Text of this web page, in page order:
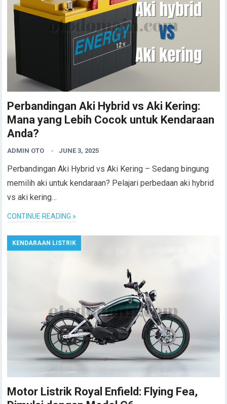
Perbandingan Aki Hybrid vs Aki Kering:
Mana yang Lebih Cocok untuk Kendaraan
Anda?
ADMIN OTO JUNE 3, 2025
Perbandingan Aki Hybrid vs Aki Kering – Sedang bingung
memilih aki untuk kendaraan? Pelajari perbedaan aki hybrid
vs aki kering…
CONTINUE READING »
KENDARAAN LISTRIK
Motor Listrik Royal Enfield: Flying Fea,